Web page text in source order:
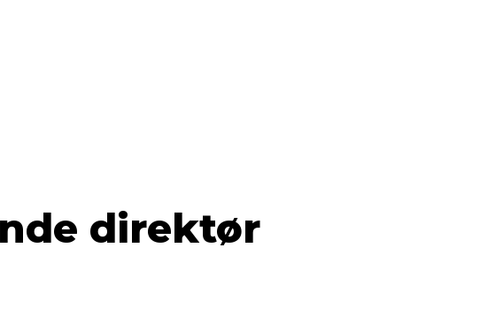
direktør